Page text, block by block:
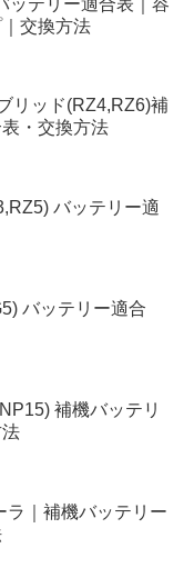
交換方法
リッド(RZ4,RZ6)補
・交換方法
バッテリー適
バッテリー適合
補機バッテリ
ラ｜補機バッテリー